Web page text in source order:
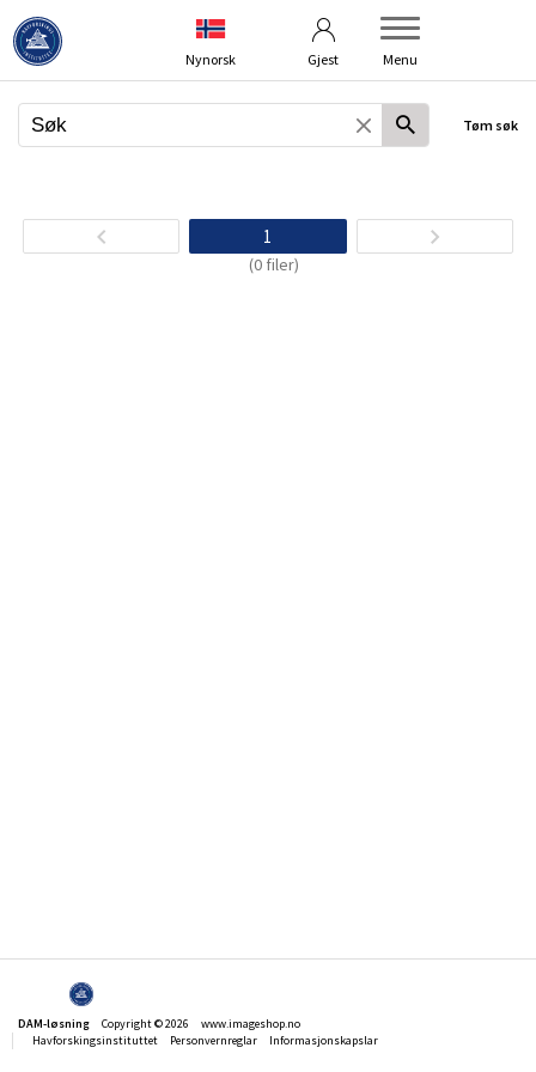
Nynorsk Gjest Menu
Hjelp og kontakt
Tøm søk
1
(0 filer)
DAM-løsning Copyright © 2026
www.imageshop.no
Havforskingsinstituttet
Personvernreglar Informasjonskapslar